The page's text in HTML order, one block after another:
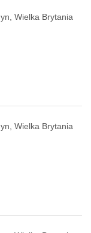
Wielka Brytania
Wielka Brytania